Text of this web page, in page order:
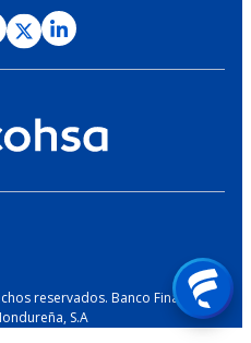
reservados. Banco Financiera
S.A